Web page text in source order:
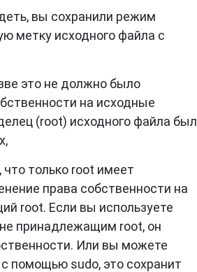
вы сохранили режим
метку исходного файла с
это не должно было
на исходные
(root) исходного файла был
что только root имеет
права собственности на
root. Если вы используете
принадлежащим root, он
Или вы можете
помощью sudo, это сохранит